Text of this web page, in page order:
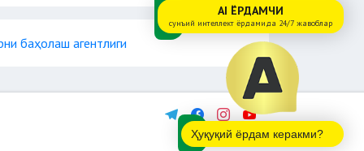
баҳолаш агентлиги
Ҳуқуқий ёрдам керакми?
AI ЁРДАМЧИ
сунъий интеллект ёрдамида 24/7 жавоблар